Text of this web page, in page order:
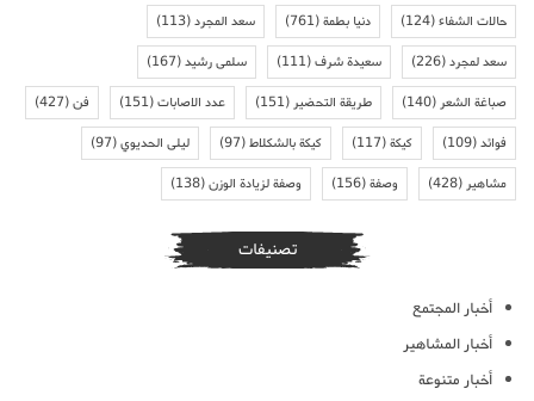
حالات الشفاء(124) دنيا بطمة(761) سعد المجرد(113)
سعد لمجرد(226) سعيدة شرف(111) سلمى رشيد(167)
صباغة الشعر(140) طريقة التحضير(151) عدد الاصابات(151) فن(427)
فوائد(109) كيكة(117) كيكة بالشكلاط(97) ليلى الحديوي(97)
مشاهير(428) وصفة(156) وصفة لزيادة الوزن(138)
تصنيفات
أخبار المجتمع
أخبار المشاهير
أخبار متنوعة